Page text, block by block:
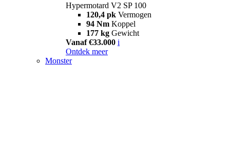
Hypermotard V2 SP 100
120,4 pk Vermogen
94 Nm Koppel
177 kg Gewicht
Vanaf €33.000 i
Ontdek meer
Monster